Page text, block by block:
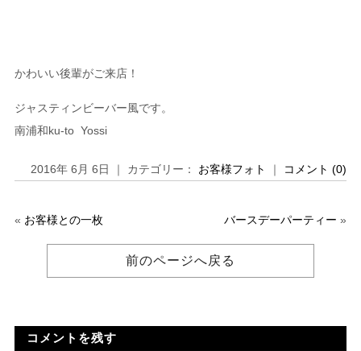
かわいい後輩がご来店！
ジャスティンビーバー風です。
南浦和ku-to Yossi
2016年 6月 6日 ｜ カテゴリー： お客様フォト ｜ コメント (0)
« お客様との一枚 バースデーパーティー »
前のページへ戻る
コメントを残す